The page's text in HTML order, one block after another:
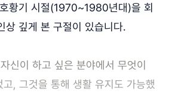
황기 시절(1970~1980년대)을 회
상 깊게 본 구절이 있습니다.
신이 하고 싶은 분야에서 무엇이
, 그것을 통해 생활 유지도 가능했